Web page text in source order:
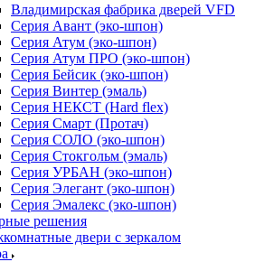
Владимирская фабрика дверей VFD
Серия Авант (эко-шпон)
Серия Атум (эко-шпон)
Серия Атум ПРО (эко-шпон)
Серия Бейсик (эко-шпон)
Серия Винтер (эмаль)
Серия НЕКСТ (Hard flex)
Серия Смарт (Протач)
Серия СОЛО (эко-шпон)
Серия Стокгольм (эмаль)
Серия УРБАН (эко-шпон)
Серия Элегант (эко-шпон)
Серия Эмалекс (эко-шпон)
решения
двери c зеркалом